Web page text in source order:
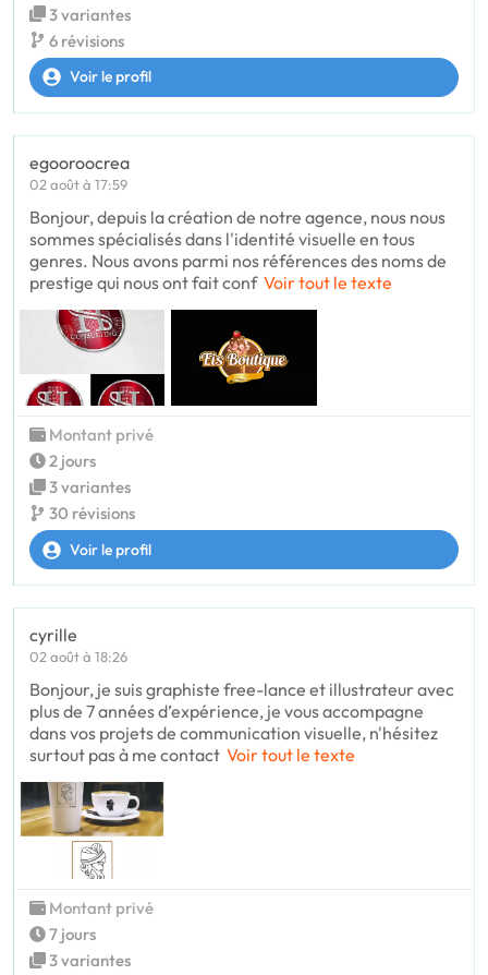
3 variantes
6 révisions
Voir le profil
egooroocrea
02 août à 17:59
Bonjour, depuis la création de notre agence, nous nous
sommes spécialisés dans l'identité visuelle en tous
genres. Nous avons parmi nos références des noms de
prestige qui nous ont fait conf Voir tout le texte
Montant privé
2 jours
3 variantes
30 révisions
Voir le profil
cyrille
02 août à 18:26
Bonjour, je suis graphiste free-lance et illustrateur avec
plus de 7 années d’expérience, je vous accompagne
dans vos projets de communication visuelle, n'hésitez
surtout pas à me contact Voir tout le texte
Montant privé
7 jours
3 variantes